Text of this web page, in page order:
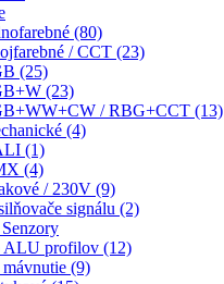
(80)
/ CCT (23)
(25)
(23)
/ RBG+CCT (13)
(4)
(1)
(4)
/ 230V (9)
signálu (2)
ALU profilov (12)
(9)